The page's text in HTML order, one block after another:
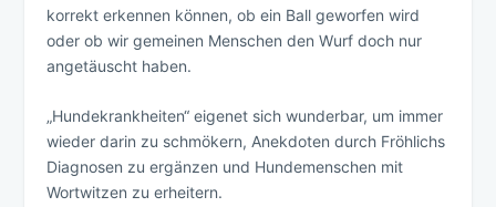
korrekt erkennen können, ob ein Ball geworfen wird
oder ob wir gemeinen Menschen den Wurf doch nur
angetäuscht haben.
„Hundekrankheiten“ eigenet sich wunderbar, um immer
wieder darin zu schmökern, Anekdoten durch Fröhlichs
Diagnosen zu ergänzen und Hundemenschen mit
Wortwitzen zu erheitern.